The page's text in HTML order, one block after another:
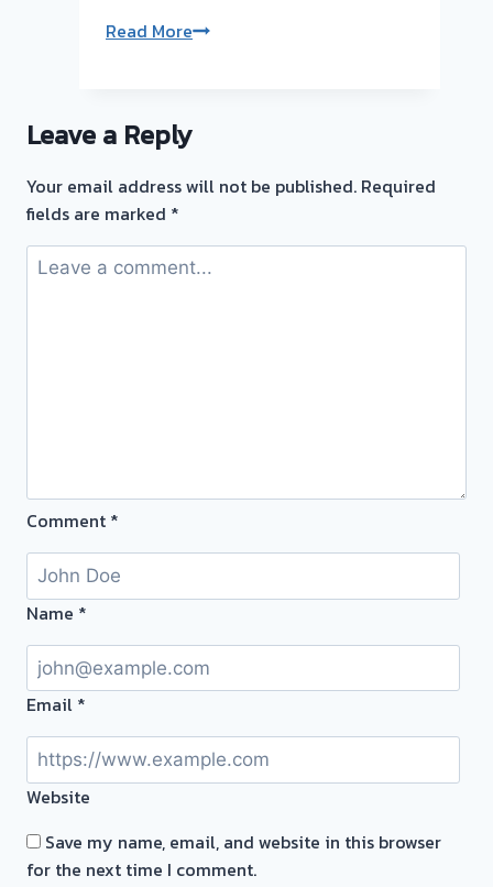
วัน
ทอง
นนทบุรี
ประเมิน
ตั๋ว
พัฒนา
นนทบุรี
ครับ
Read Moreรับ
ทอง
|
นนทบุรี
Leave a Reply
Your email address will not be published. Required
fields are marked *
Comment *
Name *
Email *
Website
Save my name, email, and website in this browser
for the next time I comment.